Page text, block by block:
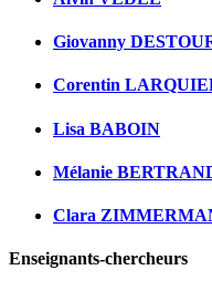
Giovanny
Corentin
Lisa BABOIN
Mélanie
Clara
Enseignants-chercheurs